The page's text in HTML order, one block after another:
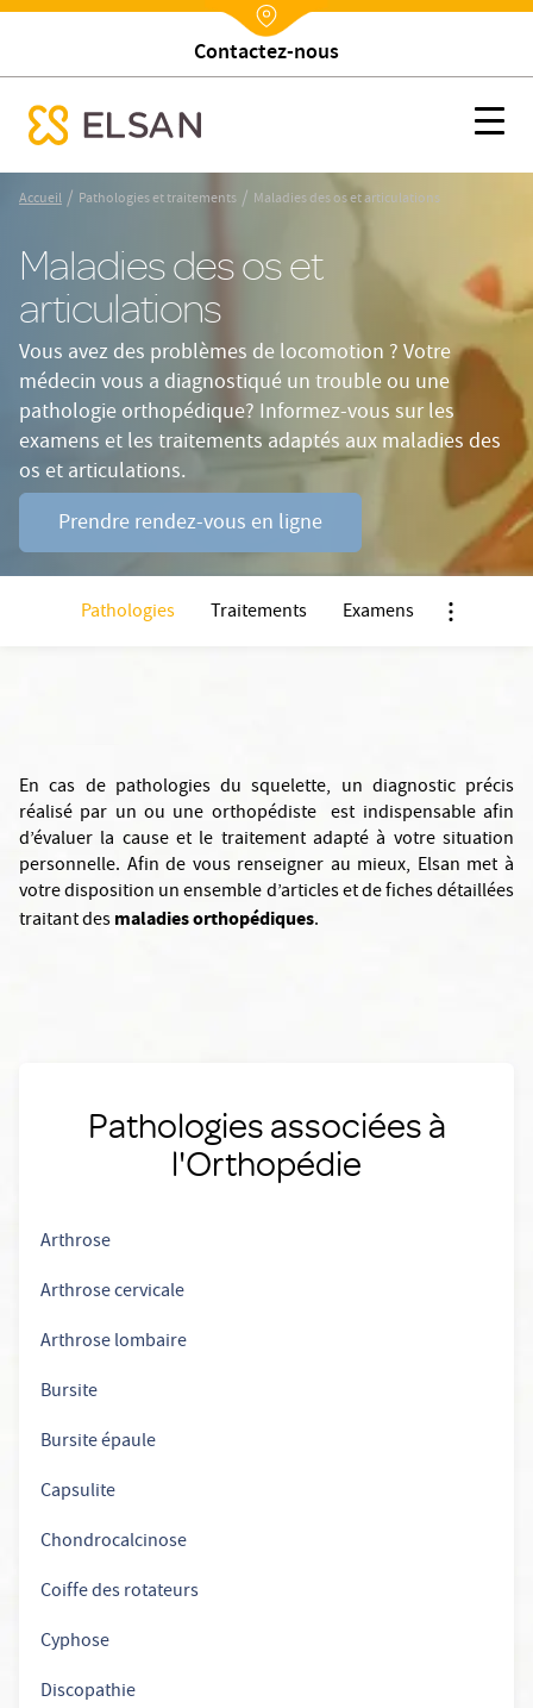
Nx:Aller
contenu
principal
Nx:Annuaire
Contactez-nous
Maladies des os et articulations
menu mobile
Accueil / Pathologies et traitements / Maladies des os et articulations
Maladies des os et
articulations
Vous avez des problèmes de locomotion ? Votre
médecin vous a diagnostiqué un trouble ou une
pathologie orthopédique? Informez-vous sur les
examens et les traitements adaptés aux maladies des
os et articulations.
Prendre rendez-vous en ligne
Pathologies Traitements Examens
En cas de pathologies du squelette, un diagnostic précis
réalisé par un ou une orthopédiste est indispensable afin
d’évaluer la cause et le traitement adapté à votre situation
personnelle. Afin de vous renseigner au mieux, Elsan met à
votre disposition un ensemble d’articles et de fiches détaillées
traitant desmaladies orthopédiques.
Pathologies associées à
l'Orthopédie
Arthrose
Arthrose cervicale
Arthrose lombaire
Bursite
Bursite épaule
Capsulite
Chondrocalcinose
Coiffe des rotateurs
Cyphose
Discopathie